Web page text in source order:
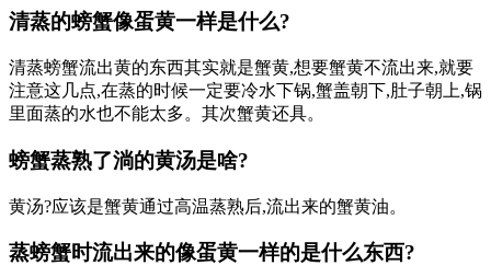
清蒸的螃蟹像蛋黄一样是什么?
清蒸螃蟹流出黄的东西其实就是蟹黄,想要蟹黄不流出来,就要
注意这几点,在蒸的时候一定要冷水下锅,蟹盖朝下,肚子朝上,锅
里面蒸的水也不能太多。其次蟹黄还具。
螃蟹蒸熟了淌的黄汤是啥?
黄汤?应该是蟹黄通过高温蒸熟后,流出来的蟹黄油。
蒸螃蟹时流出来的像蛋黄一样的是什么东西?